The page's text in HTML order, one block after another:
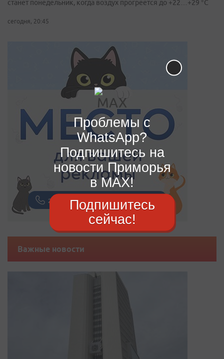
станет понедельник, когда воздух прогреется до +22…+29 °С
сегодня, 20:45
Важные новости
Проблемы с
WhatsApp?
Подпишитесь на
новости Приморья
в MAX!
Подпишитесь
сейчас!